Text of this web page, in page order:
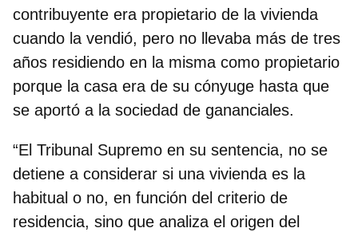
contribuyente era propietario de la vivienda
cuando la vendió, pero no llevaba más de tres
años residiendo en la misma como propietario
porque la casa era de su cónyuge hasta que
se aportó a la sociedad de gananciales.
“El Tribunal Supremo en su sentencia, no se
detiene a considerar si una vivienda es la
habitual o no, en función del criterio de
residencia, sino que analiza el origen del